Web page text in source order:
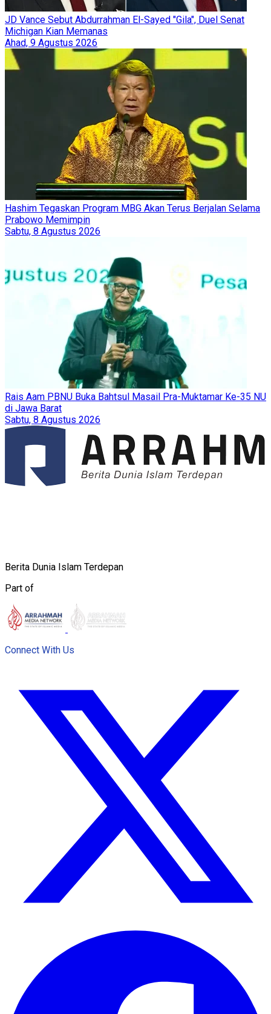
JD Vance Sebut Abdurrahman El-Sayed "Gila", Duel Senat
Michigan Kian Memanas
Ahad, 9 Agustus 2026
Hashim Tegaskan Program MBG Akan Terus Berjalan Selama
Prabowo Memimpin
Sabtu, 8 Agustus 2026
Rais Aam PBNU Buka Bahtsul Masail Pra-Muktamar Ke-35 NU
di Jawa Barat
Sabtu, 8 Agustus 2026
Berita Dunia Islam Terdepan
Part of
Connect With Us